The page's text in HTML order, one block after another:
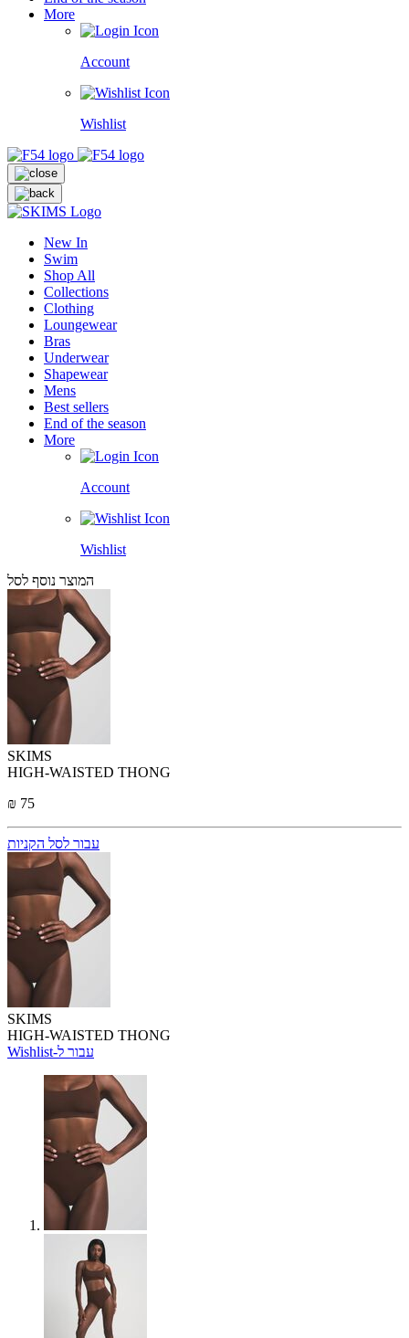
More
Account
Wishlist
New In
Swim
Shop All
Collections
Clothing
Loungewear
Bras
Underwear
Shapewear
Mens
Best sellers
End of the season
More
Account
Wishlist
המוצר נוסף לסל
SKIMS
HIGH-WAISTED THONG
₪ 75
עבור לסל הקניות
SKIMS
HIGH-WAISTED THONG
Wishlist-עבור ל